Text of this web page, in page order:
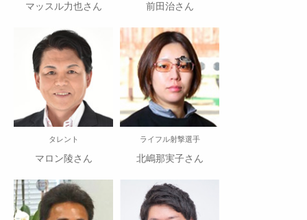
マッスル力也さん 前田治さん
タレント
マロン陵さん
ライフル射撃選手
北嶋那実子さん